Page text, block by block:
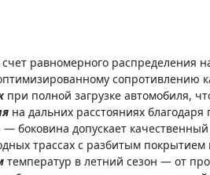
счет равномерного распределения
при полной загрузке автомобиля,
на дальних расстояниях
— боковина допускает
трассах с разбитым покрытием
температур в летний сезон — от